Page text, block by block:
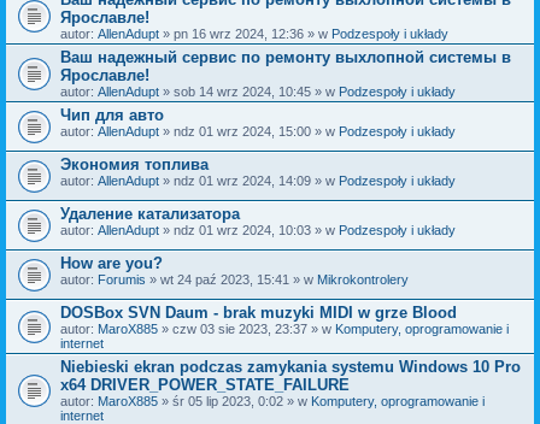
Ярославле!
autor: AllenAdupt » pn 16 wrz 2024, 12:36 » w Podzespoły i układy
Ваш надежный сервис по ремонту выхлопной системы в
Ярославле!
autor: AllenAdupt » sob 14 wrz 2024, 10:45 » w Podzespoły i układy
Чип для авто
autor: AllenAdupt » ndz 01 wrz 2024, 15:00 » w Podzespoły i układy
Экономия топлива
autor: AllenAdupt » ndz 01 wrz 2024, 14:09 » w Podzespoły i układy
Удаление катализатора
autor: AllenAdupt » ndz 01 wrz 2024, 10:03 » w Podzespoły i układy
How are you?
autor: Forumis » wt 24 paź 2023, 15:41 » w Mikrokontrolery
DOSBox SVN Daum - brak muzyki MIDI w grze Blood
autor: MaroX885 » czw 03 sie 2023, 23:37 » w Komputery, oprogramowanie i
internet
Niebieski ekran podczas zamykania systemu Windows 10 Pro
x64 DRIVER_POWER_STATE_FAILURE
autor: MaroX885 » śr 05 lip 2023, 0:02 » w Komputery, oprogramowanie i
internet